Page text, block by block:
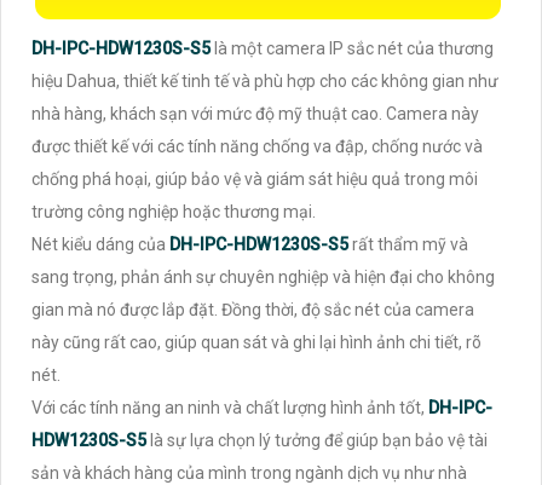
DH-IPC-HDW1230S-S5 là một camera IP sắc nét của thương
hiệu Dahua, thiết kế tinh tế và phù hợp cho các không gian như
nhà hàng, khách sạn với mức độ mỹ thuật cao. Camera này
được thiết kế với các tính năng chống va đập, chống nước và
chống phá hoại, giúp bảo vệ và giám sát hiệu quả trong môi
trường công nghiệp hoặc thương mại.
Nét kiểu dáng của DH-IPC-HDW1230S-S5rất thẩm mỹ và
sang trọng, phản ánh sự chuyên nghiệp và hiện đại cho không
gian mà nó được lắp đặt. Đồng thời, độ sắc nét của camera
này cũng rất cao, giúp quan sát và ghi lại hình ảnh chi tiết, rõ
nét.
Với các tính năng an ninh và chất lượng hình ảnh tốt, DH-IPC-
HDW1230S-S5 là sự lựa chọn lý tưởng để giúp bạn bảo vệ tài
sản và khách hàng của mình trong ngành dịch vụ như nhà